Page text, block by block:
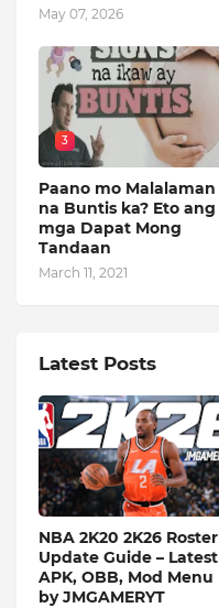
May 07, 2026
3
Paano mo Malalaman
na Buntis ka? Eto ang
mga Dapat Mong
Tandaan
March 11, 2021
Latest Posts
NBA 2K20 2K26 Roster
Update Guide – Latest
APK, OBB, Mod Menu
by JMGAMERYT